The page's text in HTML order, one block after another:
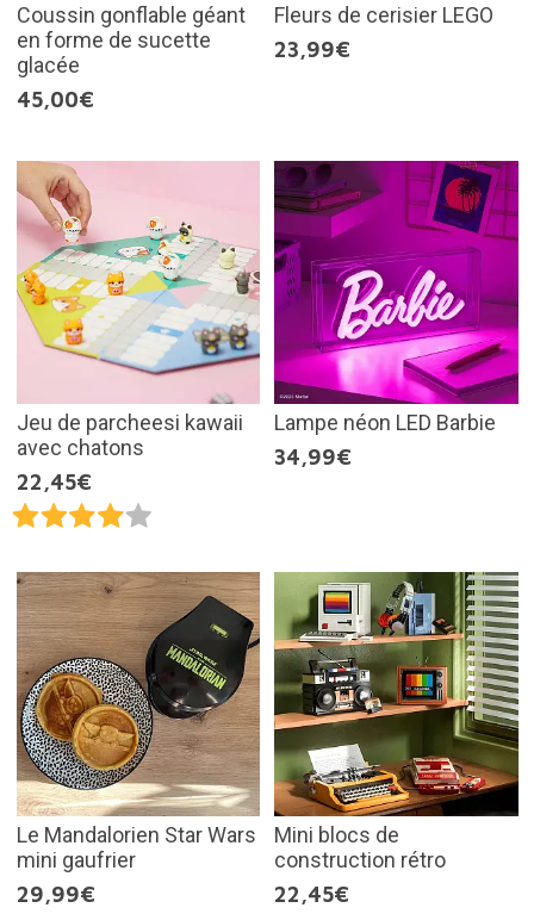
Coussin gonflable géant
en forme de sucette
glacée
45,00€
Fleurs de cerisier LEGO
23,99€
Jeu de parcheesi kawaii
avec chatons
22,45€
Lampe néon LED Barbie
34,99€
Le Mandalorien Star Wars
mini gaufrier
29,99€
Mini blocs de
construction rétro
22,45€